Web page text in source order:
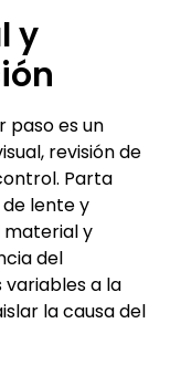
y
es un
revisión de
Parta
lente y
material y
del
a la
la causa del